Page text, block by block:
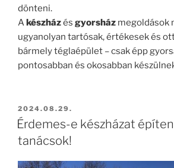
dönteni.
Akészházés gyorsház megoldások
ugyanolyan tartósak, értékesek és
bármely téglaépület – csak épp
pontosabban és okosabban
BEKÜLDVE:
2024.08.29.
Érdemes-e készházat
tanácsok!